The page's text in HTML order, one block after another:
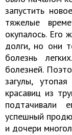
запустить
тяжелые
окупалось. Его
долги, но они
болезнь
болезней.
загулы,
красавиц из
подтачивали
успешный
и дочери